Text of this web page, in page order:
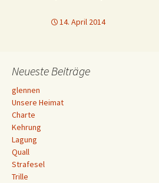
14. April 2014
Neueste Beiträge
glennen
Unsere Heimat
Charte
Kehrung
Lagung
Quall
Strafesel
Trille